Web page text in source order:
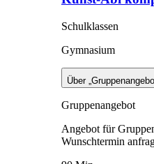
Schulklassen
Gymnasium
Über
Gruppenangebot
Angebot für
Wunschtermin